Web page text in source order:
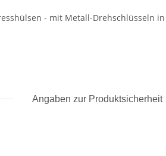
- mit Metall-Drehschlüsseln
Angaben zur Produktsicherheit